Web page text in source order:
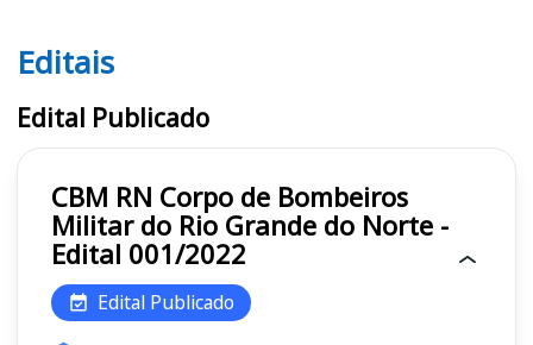
Editais CBM RN
Editais
Edital Publicado
CBM RN Corpo de Bombeiros
Militar do Rio Grande do Norte -
Edital 001/2022
Edital Publicado